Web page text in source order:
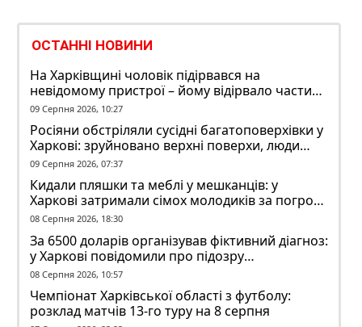
ОСТАННІ НОВИНИ
На Харківщині чоловік підірвався на
невідомому пристрої – йому відірвало частину
руки
09 Серпня 2026, 10:27
Росіяни обстріляли сусідні багатоповерхівки у
Харкові: зруйновано верхні поверхи, люди
заблоковані
09 Серпня 2026, 07:37
Кидали пляшки та меблі у мешканців: у
Харкові затримали сімох молодиків за погром
у гуртожитку
08 Серпня 2026, 18:30
За 6500 доларів організував фіктивний діагноз:
у Харкові повідомили про підозру
ексзавідувачу психлікарні
08 Серпня 2026, 10:57
Чемпіонат Харківської області з футболу:
розклад матчів 13-го туру на 8 серпня